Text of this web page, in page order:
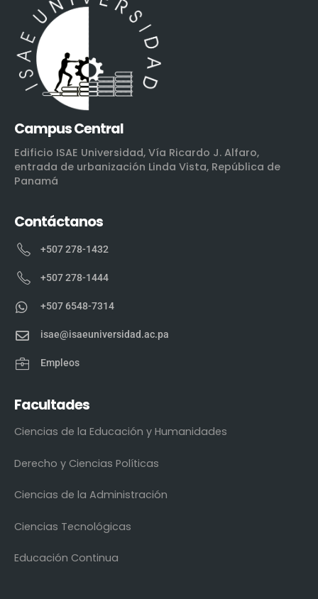
Campus Central
Edificio ISAE Universidad, Vía Ricardo J. Alfaro,
entrada de urbanización Linda Vista, República de
Panamá
Contáctanos
+507 278-1432
+507 278-1444
+507 6548-7314
isae@isaeuniversidad.ac.pa
Empleos
Facultades
Ciencias de la Educación y Humanidades
Derecho y Ciencias Políticas
Ciencias de la Administración
Ciencias Tecnológicas
Educación Continua